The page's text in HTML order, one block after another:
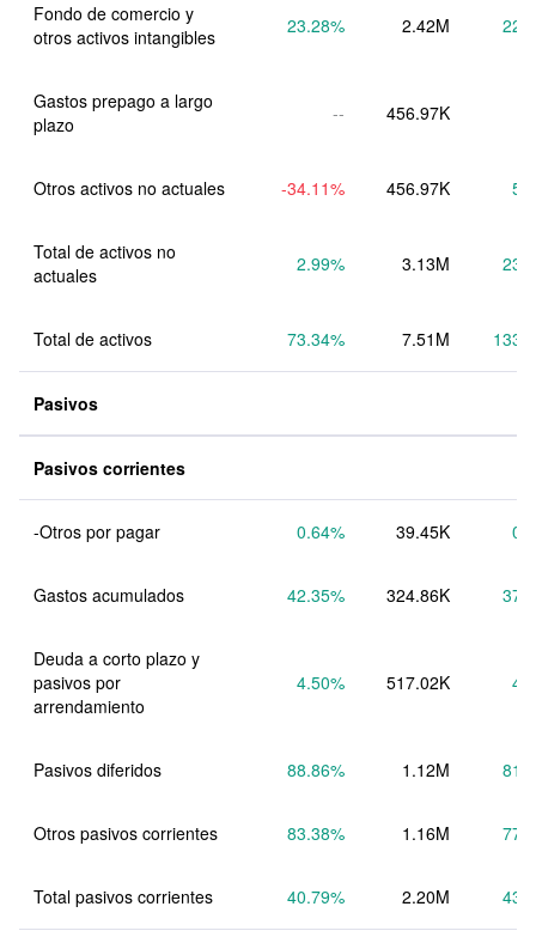
Fondo de comercio y
otros activos intangibles
23.28% 2.42M
Gastos prepago a largo
plazo
-- 456.97K
Otros activos no actuales -34.11% 456.97K
Total de activos no
actuales
2.99% 3.13M
Total de activos 73.34% 7.51M
Pasivos
Pasivos corrientes
-Otros por pagar 0.64% 39.45K
Gastos acumulados 42.35% 324.86K
Deuda a corto plazo y
pasivos por
arrendamiento
4.50% 517.02K
Pasivos diferidos 88.86% 1.12M
Otros pasivos corrientes 83.38% 1.16M
Total pasivos corrientes 40.79% 2.20M